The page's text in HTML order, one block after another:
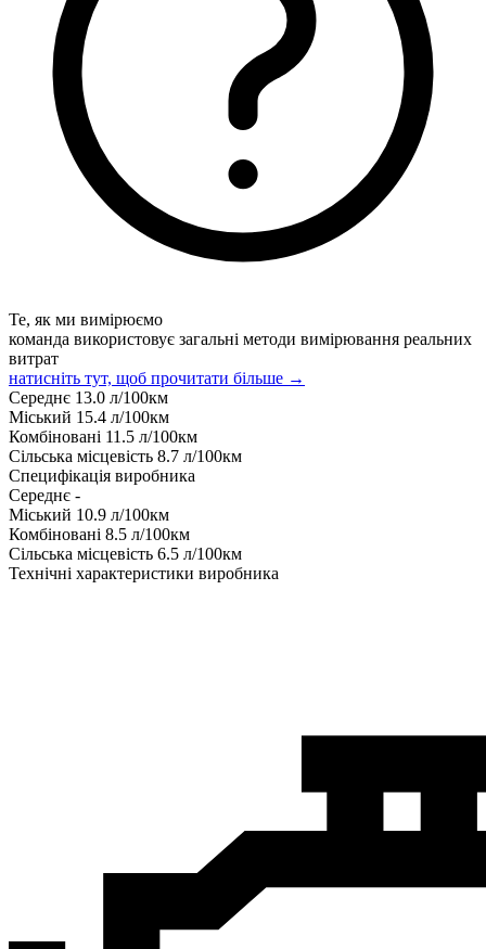
Те, як ми вимірюємо
команда використовує загальні методи вимірювання реальних
витрат
натисніть тут, щоб прочитати більше →
Середнє 13.0 л/100км
Міський 15.4 л/100км
Комбіновані 11.5 л/100км
Сільська місцевість 8.7 л/100км
Специфікація виробника
Середнє -
Міський 10.9 л/100км
Комбіновані 8.5 л/100км
Сільська місцевість 6.5 л/100км
Технічні характеристики виробника